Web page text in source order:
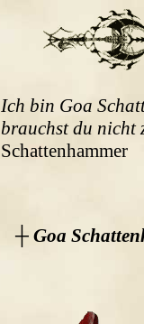
Ich bin Goa
brauchst du nicht
Schattenhammer
┼ Goa